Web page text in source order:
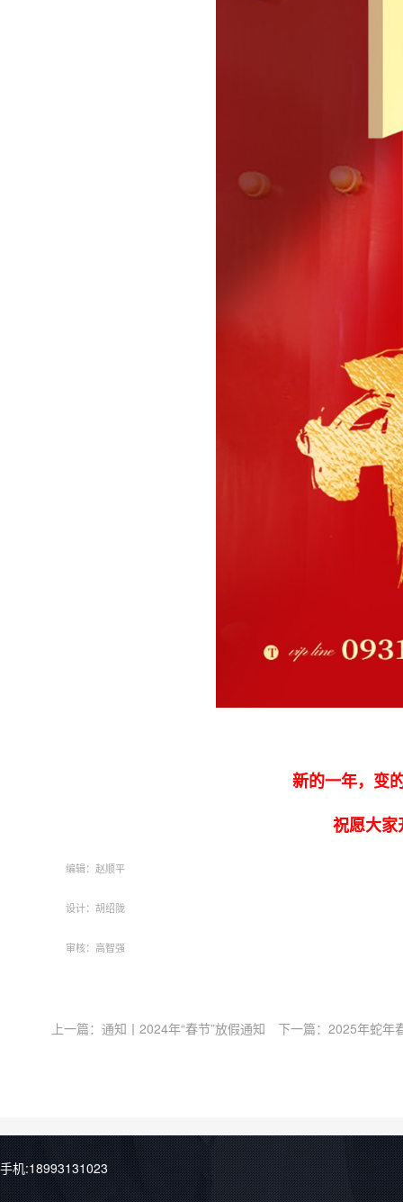
新的一年，变
祝愿大家
编辑：赵顺平
设计：胡绍陇
审核：高智强
上一篇： 通知丨2024年“春节”放假通知 下一篇： 2025年蛇年
手机:18993131023